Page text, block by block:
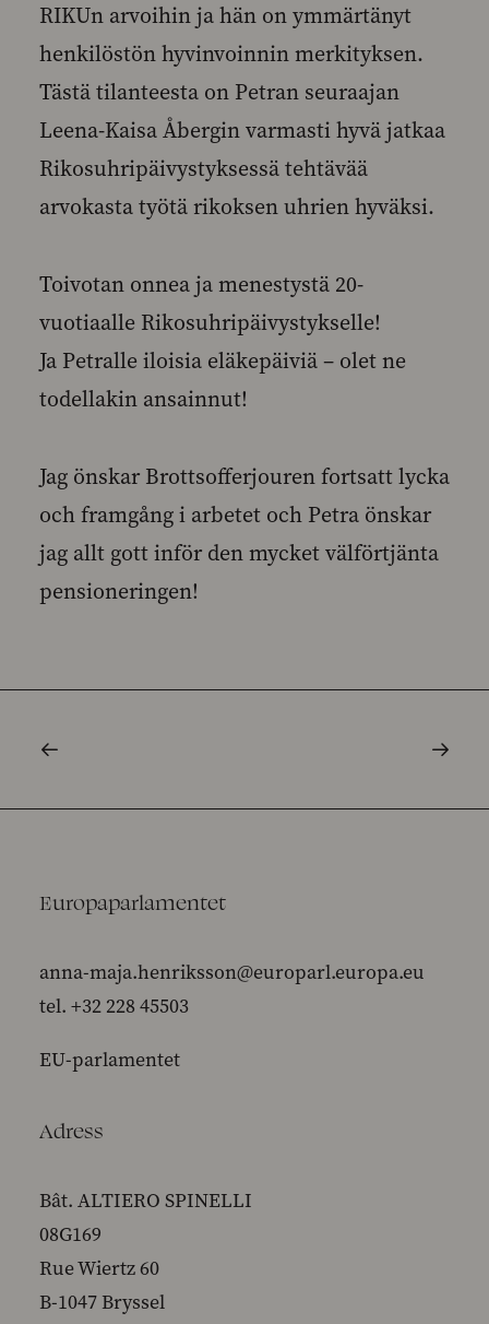
RIKUn arvoihin ja hän on ymmärtänyt
henkilöstön hyvinvoinnin merkityksen.
Tästä tilanteesta on Petran seuraajan
Leena-Kaisa Åbergin varmasti hyvä jatkaa
Rikosuhripäivystyksessä tehtävää
arvokasta työtä rikoksen uhrien hyväksi.
Toivotan onnea ja menestystä 20-
vuotiaalle Rikosuhripäivystykselle!
Ja Petralle iloisia eläkepäiviä – olet ne
todellakin ansainnut!
Jag önskar Brottsofferjouren fortsatt lycka
och framgång i arbetet och Petra önskar
jag allt gott inför den mycket välförtjänta
pensioneringen!
Europaparlamentet
anna-maja.henriksson@europarl.europa.eu
tel. +32 228 45503
EU-parlamentet
Adress
Bât. ALTIERO SPINELLI
08G169
Rue Wiertz 60
B-1047 Bryssel